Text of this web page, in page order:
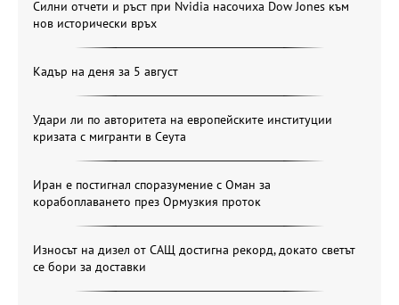
Силни отчети и ръст при Nvidia насочиха Dow Jones към
нов исторически връх
Кадър на деня за 5 август
Удари ли по авторитета на европейските институции
кризата с мигранти в Сеута
Иран е постигнал споразумение с Оман за
корабоплаването през Ормузкия проток
Износът на дизел от САЩ достигна рекорд, докато светът
се бори за доставки